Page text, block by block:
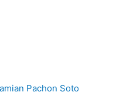
Pachon Soto